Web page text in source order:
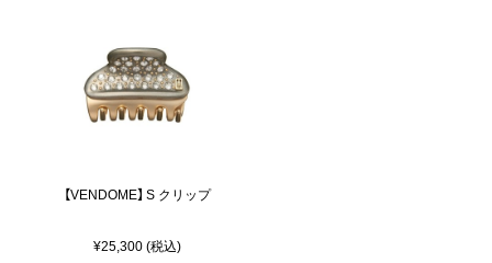
【VENDOME】 S クリップ
¥25,300 (税込)